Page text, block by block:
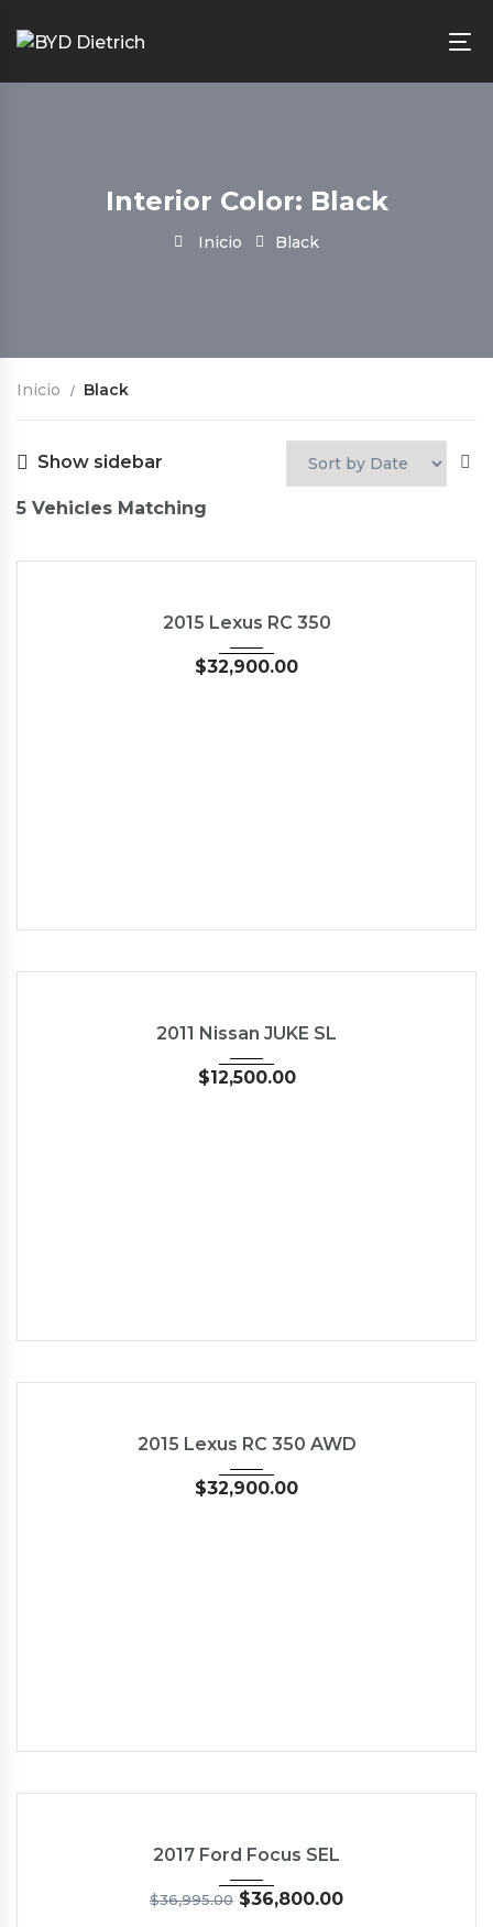
Interior Color: Black
Inicio Black
Inicio Black
Show sidebar
5 Vehicles Matching
2015 Lexus RC 350
$32,900.00
2011 Nissan JUKE SL
$12,500.00
2015 Lexus RC 350 AWD
$32,900.00
2017 Ford Focus SEL
$36,995.00 $36,800.00